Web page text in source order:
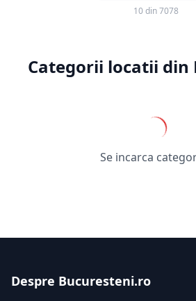
10 din 7078
Categorii locatii din
Se incarca
Despre Bucuresteni.ro